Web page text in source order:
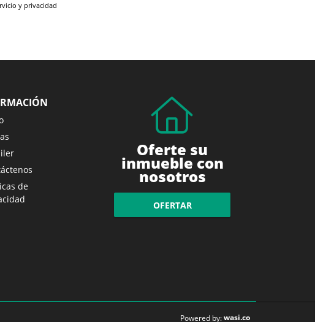
y privacidad
de
Oferte su
inmueble con
nosotros
OFERTAR
Powered by:wasi.co